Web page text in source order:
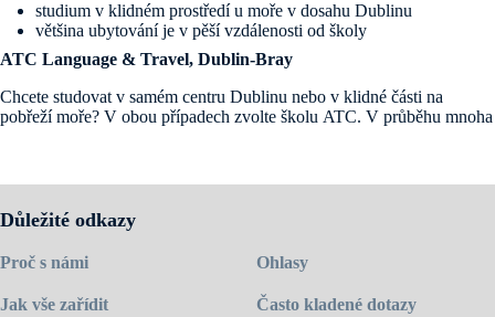
studium v klidném prostředí u moře v dosahu Dublinu
většina ubytování je v pěší vzdálenosti od školy
ATC Language & Travel, Dublin-Bray
Chcete studovat v samém centru Dublinu nebo v klidné části na
pobřeží moře? V obou případech zvolte školu ATC. V průběhu mnoha
zájem studovat v klidnějším prostředí menší školy s výhledem na moře.
Zároveň chtějí mít ubytování a vše potřebné v pěší vzdálenosti, a
přesto být v dosahu centra velkoměsta. Naopak pro ty, co vyhledávají
ruch, noční život a chtějí zůstat v centru dění, se nabízí druhé centrum
školy v srdci Dublinu nedaleko známé nákupní ulice Grafton Street.
Důležité odkazy
Proč s námi
Jak vše zařídit
Ohlasy
Často kladené dotazy